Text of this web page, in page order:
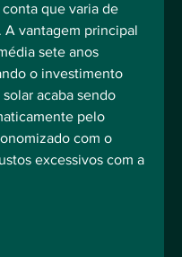
que varia de
A vantagem principal
sete anos
o investimento
acaba sendo
pelo
com o
excessivos com a